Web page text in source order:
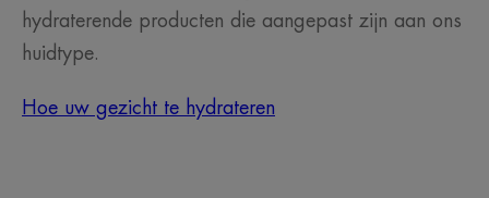
hydraterende producten die aangepast zijn aan ons
huidtype.
Hoe uw gezicht te hydrateren